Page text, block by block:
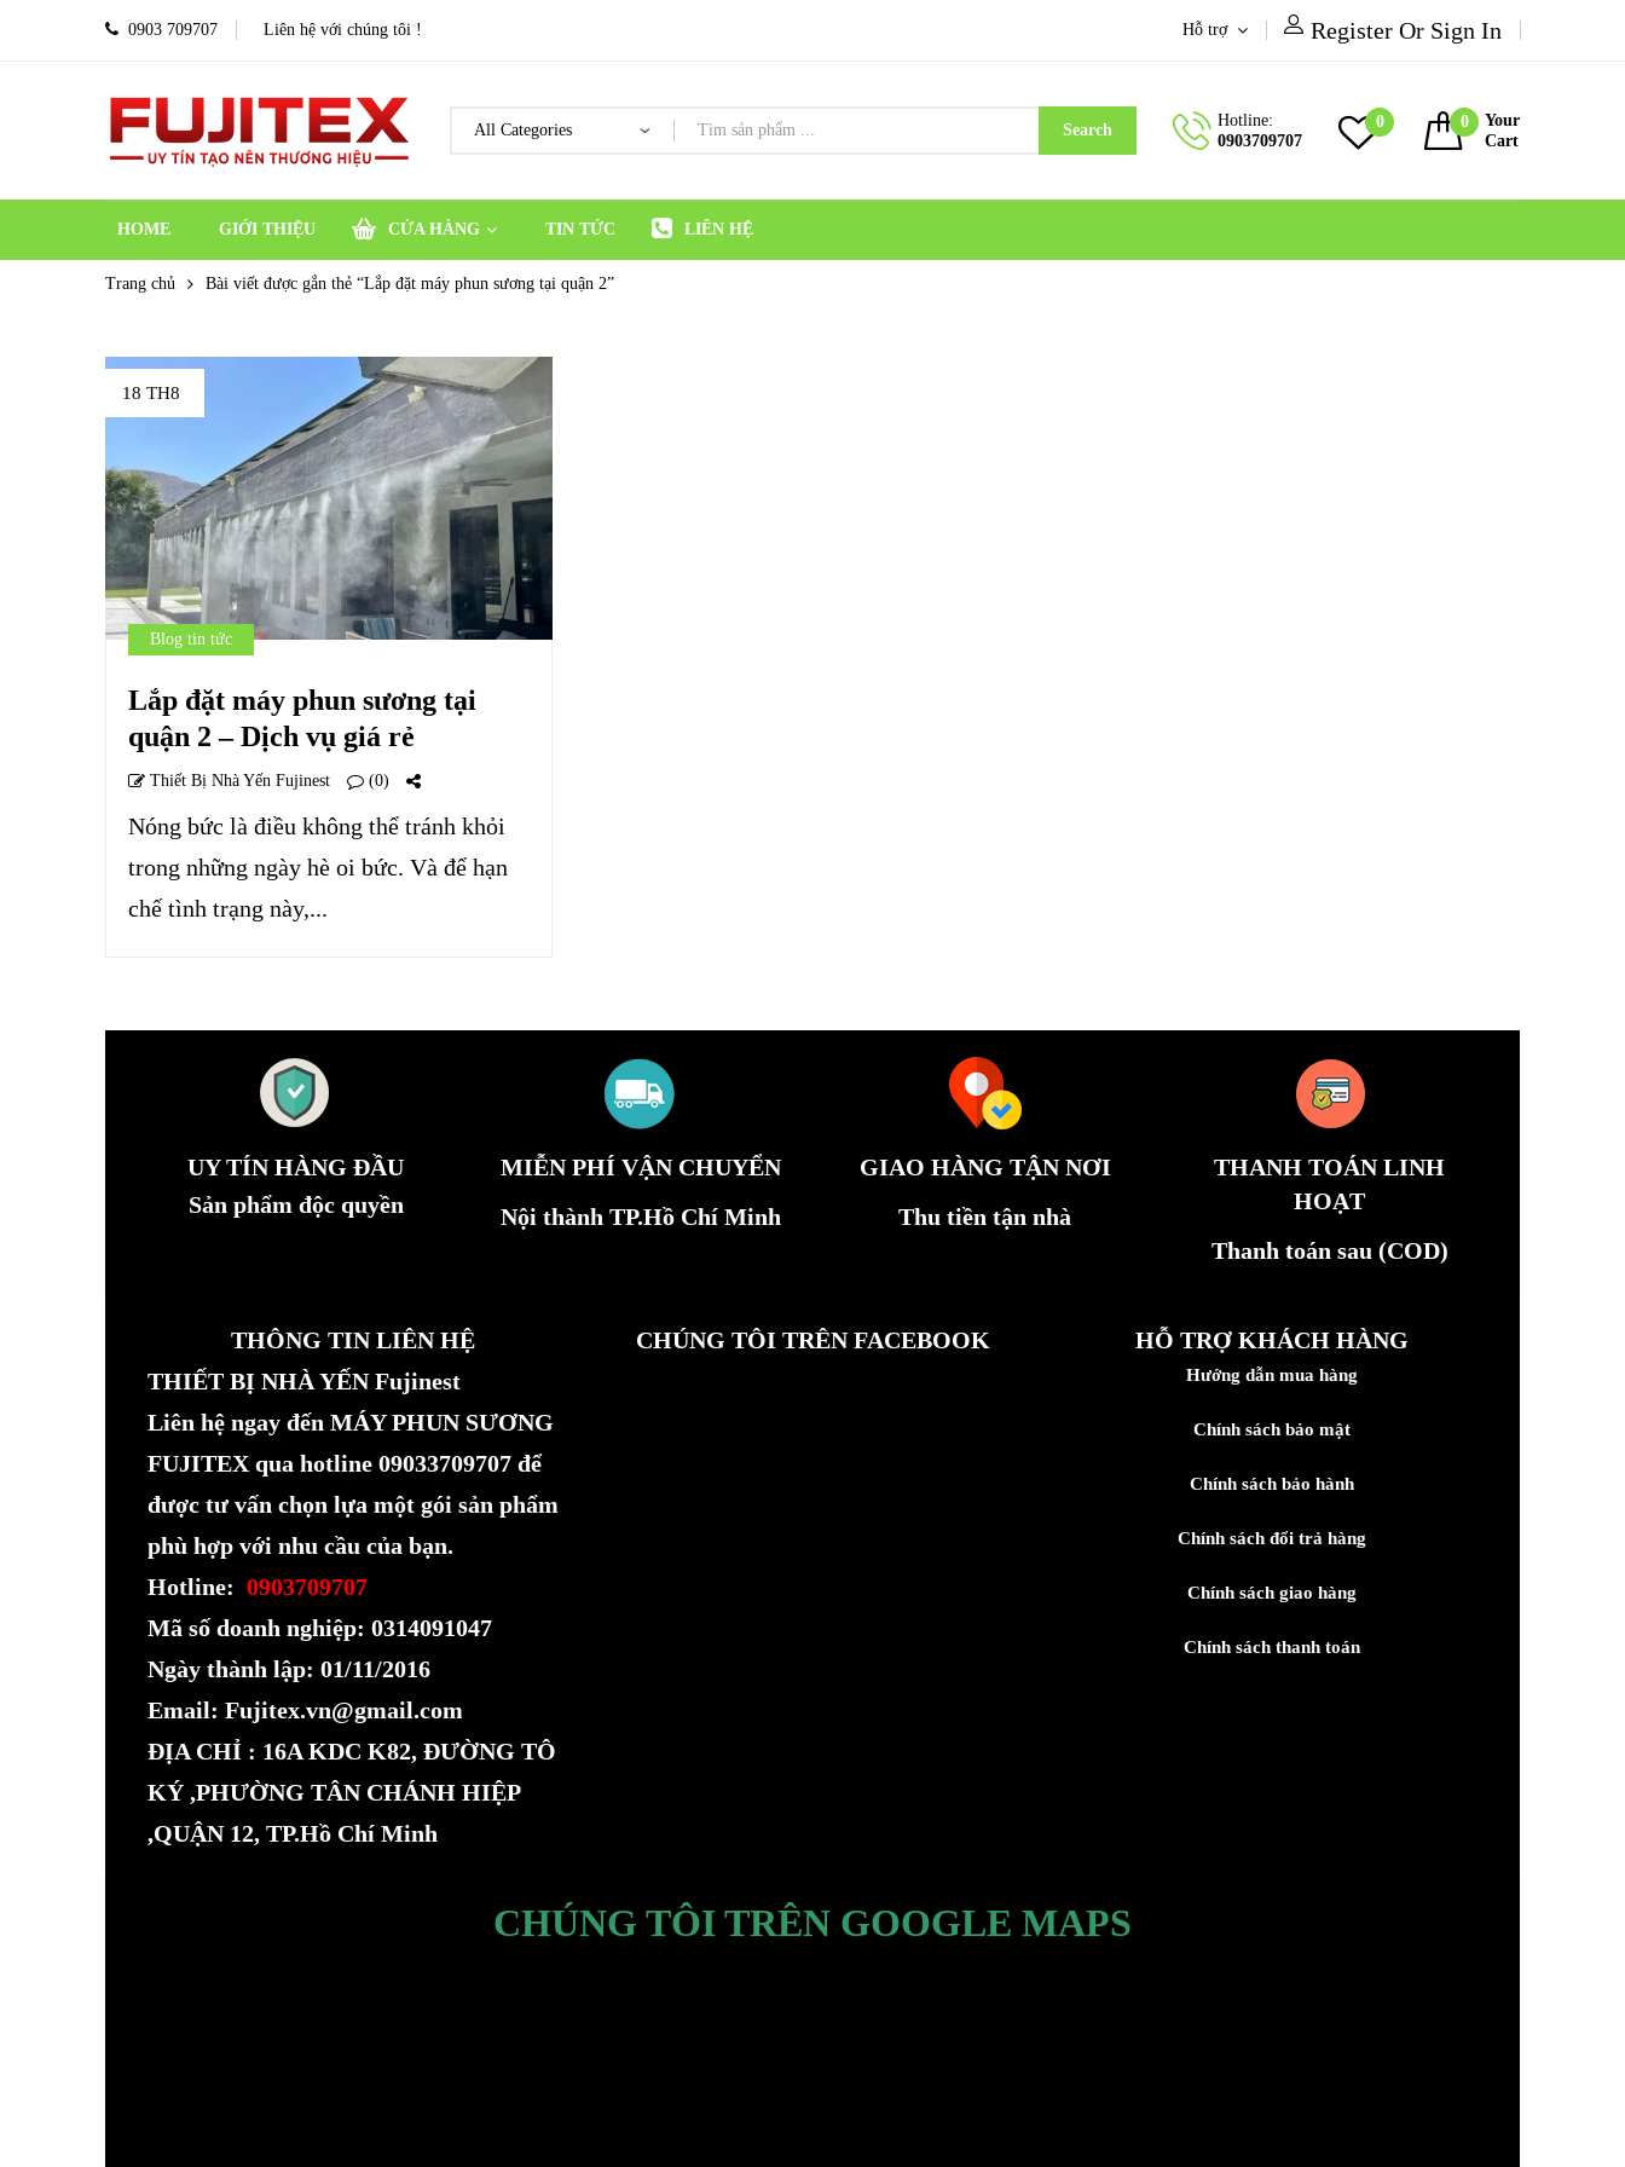
0903 709707 Liên hệ với chúng tôi ! Hỗ trợ Register Or Sign In
Search
Hotline:
0903709707
0 0
Your
Cart
HOME GIỚI THIỆU CỬA HÀNG TIN TỨC LIÊN HỆ
Trang chủ Bài viết được gắn thẻ “Lắp đặt máy phun sương tại quận 2”
18 TH8
Blog tin tức
Lắp đặt máy phun sương tại
quận 2 – Dịch vụ giá rẻ
Thiết Bị Nhà Yến Fujinest (0)
Nóng bức là điều không thể tránh khỏi
trong những ngày hè oi bức. Và để hạn
chế tình trạng này,...
UY TÍN HÀNG ĐẦU
Sản phẩm độc quyền
MIỄN PHÍ VẬN CHUYỂN
Nội thành TP.Hồ Chí Minh
GIAO HÀNG TẬN NƠI
Thu tiền tận nhà
THANH TOÁN LINH
HOẠT
Thanh toán sau (COD)
THÔNG TIN LIÊN HỆ
THIẾT BỊ NHÀ YẾN Fujinest
Liên hệ ngay đến MÁY PHUN SƯƠNG
FUJITEX qua hotline 09033709707 để
được tư vấn chọn lựa một gói sản phẩm
phù hợp với nhu cầu của bạn.
Hotline: 0903709707
Mã số doanh nghiệp: 0314091047
Ngày thành lập: 01/11/2016
Email: Fujitex.vn@gmail.com
ĐỊA CHỈ : 16A KDC K82, ĐƯỜNG TÔ
KÝ ,PHƯỜNG TÂN CHÁNH HIỆP
,QUẬN 12, TP.Hồ Chí Minh
CHÚNG TÔI TRÊN FACEBOOK HỖ TRỢ KHÁCH HÀNG
Hướng dẫn mua hàng
Chính sách bảo mật
Chính sách bảo hành
Chính sách đổi trả hàng
Chính sách giao hàng
Chính sách thanh toán
CHÚNG TÔI TRÊN GOOGLE MAPS